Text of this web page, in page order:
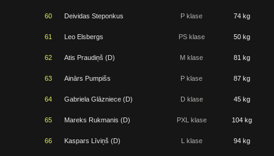
60 Deividas Steponkus P klase 74 kg
61 Leo Elsbergs PS klase 50 kg
62 Atis Praudiņš (D) M klase 81 kg
63 Ainārs Pumpišs P klase 87 kg
64 Gabriela Glāzniece (D) D klase 45 kg
65 Mareks Rukmanis (D) PXL klase 104 kg
66 Kaspars Līviņš (D) L klase 94 kg